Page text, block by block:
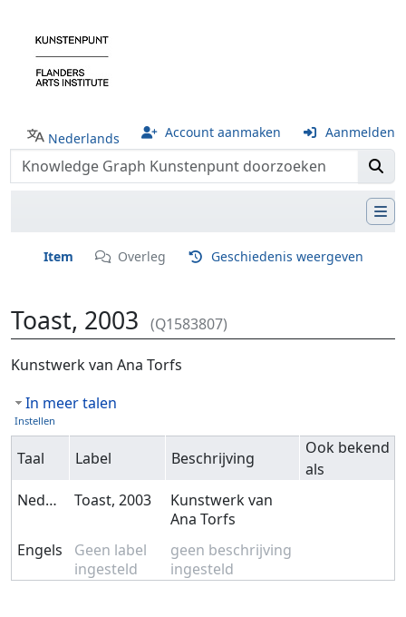
Nederlands Account aanmaken Aanmelden
Item Overleg Geschiedenis weergeven
Toast, 2003 (Q1583807)
Ga naar:navigatie,zoeken
Kunstwerk van Ana Torfs
In meer talen
Instellen
Taal Label Beschrijving
Ook bekend
als
Nederlands
Toast, 2003
Kunstwerk van
Ana Torfs
Engels
Geen label
ingesteld
geen beschrijving
ingesteld